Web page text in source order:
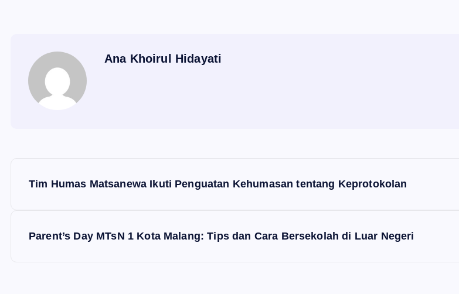
Ana Khoirul Hidayati
NTim Humas Matsanewa Ikuti Penguatan Kehumasan tentang Keprotokolan
Parent’s Day MTsN 1 Kota Malang: Tips dan Cara Bersekolah di Luar Negeri